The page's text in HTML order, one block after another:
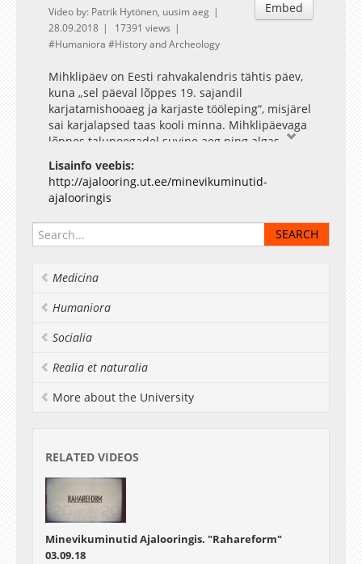
Embed
Video by: Patrik Hytönen, uusim aeg
28.09.2018
17391 views
Humaniora
History and Archeology
Mihklipäev on Eesti rahvakalendris tähtis päev,
kuna „sel päeval lõppes 19. sajandil
karjatamishooaeg ja karjaste tööleping“, misjärel
sai karjalapsed taas kooli minna. Mihklipäevaga
lõppes talupoegadel suvine aeg ning algas
sügis.
Lisainfo veebis:
http://ajalooring.ut.ee/minevikuminutid-
ajalooringis
Medicina
Humaniora
Socialia
Realia et naturalia
More about the University
RELATED VIDEOS
Minevikuminutid Ajalooringis. "Rahareform"
03.09.18